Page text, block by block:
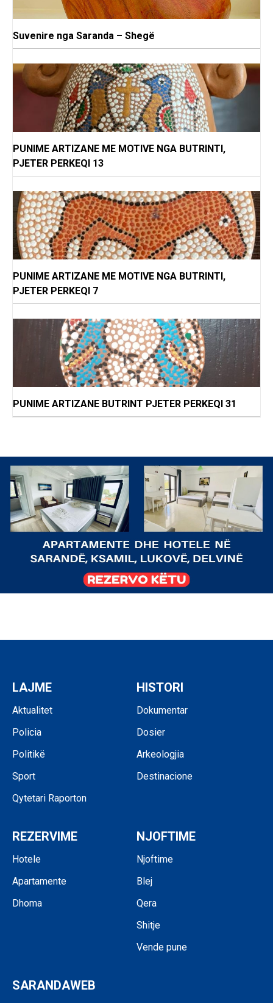
Suvenire nga Saranda – Shegë
PUNIME ARTIZANE ME MOTIVE NGA BUTRINTI,
PJETER PERKEQI 13
PUNIME ARTIZANE ME MOTIVE NGA BUTRINTI,
PJETER PERKEQI 7
PUNIME ARTIZANE BUTRINT PJETER PERKEQI 31
LAJME
Aktualitet
Policia
Politikë
Sport
Qytetari Raporton
HISTORI
Dokumentar
Dosier
Arkeologjia
Destinacione
REZERVIME
Hotele
Apartamente
Dhoma
NJOFTIME
Njoftime
Blej
Qera
Shitje
Vende pune
SARANDAWEB